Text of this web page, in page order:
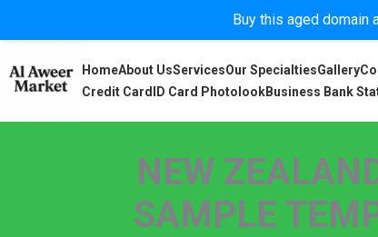
Buy this aged domain
HomeAbout UsServicesOur SpecialtiesGallery
Credit Card
ID Card PhotolookBusiness Bank
NEW
SAMPLE